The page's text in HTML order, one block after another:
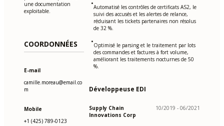
une documentation
exploitable.
COORDONNÉES
E-mail
camille.moreau@email.co
m
Mobile
+1 (425) 789-0123
•Automatisé les contrôles de certificats AS2, le
suivi des accusés et les alertes de relance,
réduisant les tickets partenaires non résolus
de 32 %.
•Optimisé le parsing et le traitement par lots
des commandes et factures à fort volume,
améliorant les traitements nocturnes de 50
%.
Développeuse EDI
Supply Chain
Innovations Corp
10/2019 - 06/2021